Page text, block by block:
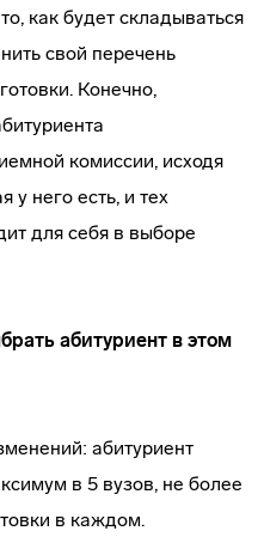
как будет складываться
свой перечень
Конечно,
комиссии, исходя
у него есть, и тех
для себя в выборе
абитуриент в этом
абитуриент
в 5 вузов, не более
в каждом.